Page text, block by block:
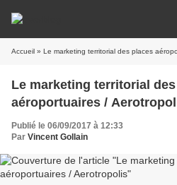
Accueil » Le marketing territorial des places
Le marketing territorial
aéroportuaires /
Publié le 06/09/2017 à 12:33
Par Vincent Gollain